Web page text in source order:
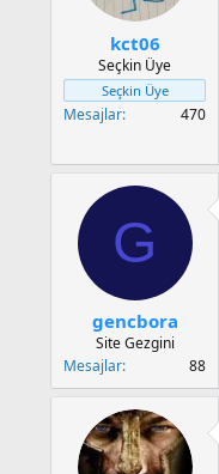
h
kct06
Seçkin Üye
Seçkin Üye
Mesajlar 470
G
gencbora
Site Gezgini
Mesajlar
88